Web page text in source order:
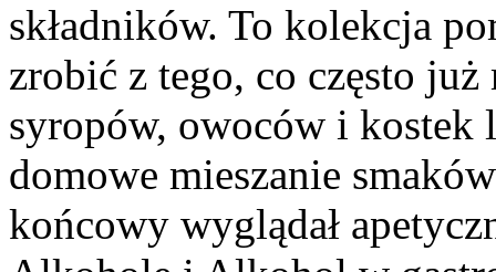
składników. To kolekcja
zrobić z tego, co często
syropów, owoców i kostek
domowe mieszanie
końcowy wyglądał